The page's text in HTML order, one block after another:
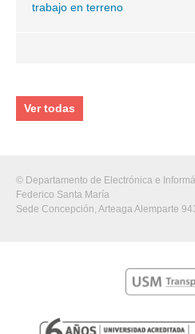
trabajo en terreno
Ver todas
© Departamento de Electrónica e
Federico Santa María
Sede Concepción, Arteaga Alemparte